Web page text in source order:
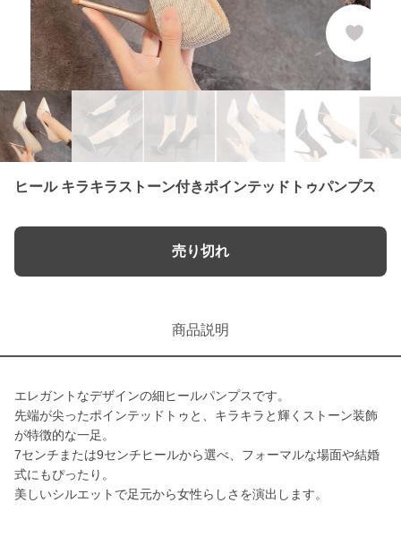
ヒール キラキラストーン付きポインテッドトゥパンプス
売り切れ
商品説明
エレガントなデザインの細ヒールパンプスです。
先端が尖ったポインテッドトゥと、キラキラと輝くストーン装飾
が特徴的な一足。
7センチまたは9センチヒールから選べ、フォーマルな場面や結婚
式にもぴったり。
美しいシルエットで足元から女性らしさを演出します。